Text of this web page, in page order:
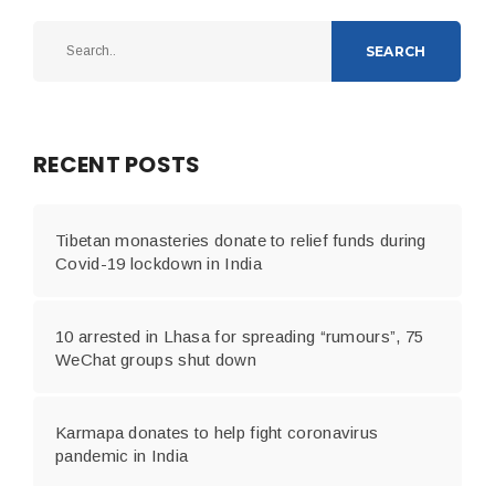
SEARCH
RECENT POSTS
Tibetan monasteries donate to relief funds during
Covid-19 lockdown in India
10 arrested in Lhasa for spreading “rumours”, 75
WeChat groups shut down
Karmapa donates to help fight coronavirus
pandemic in India